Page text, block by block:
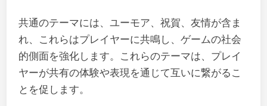
共通のテーマには、ユーモア、祝賀、友情が含ま
れ、これらはプレイヤーに共鳴し、ゲームの社会
的側面を強化します。これらのテーマは、プレイ
ヤーが共有の体験や表現を通じて互いに繋がるこ
とを促します。